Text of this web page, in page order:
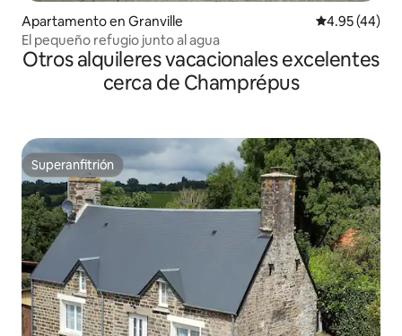
Apartamento en Granville Calificación
4.95 (44)
El pequeño refugio junto al agua
Otros alquileres vacacionales excelentes
cerca de Champrépus
Superanfitrión
Superanfitrión